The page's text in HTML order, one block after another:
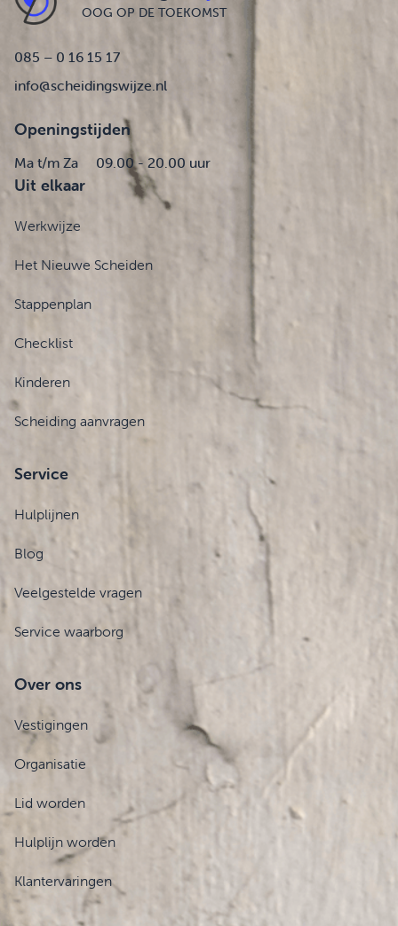
OOG OP DE TOEKOMST
085 – 0 16 15 17
info@scheidingswijze.nl
Openingstijden
Ma t/m Za 09.00 - 20.00 uur
Uit elkaar
Werkwijze
Het Nieuwe Scheiden
Stappenplan
Checklist
Kinderen
Scheiding aanvragen
Service
Hulplijnen
Blog
Veelgestelde vragen
Service waarborg
Over ons
Vestigingen
Organisatie
Lid worden
Hulplijn worden
Klantervaringen